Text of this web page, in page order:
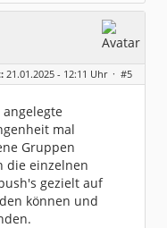
1
21.01.2025 - 12:11 Uhr · #5
mal
Gruppen
die einzelnen
gezielt auf
können und